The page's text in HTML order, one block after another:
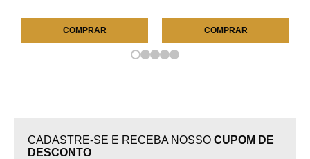
COMPRAR COMPRAR
CADASTRE-SE E RECEBA NOSSO CUPOM DE
DESCONTO